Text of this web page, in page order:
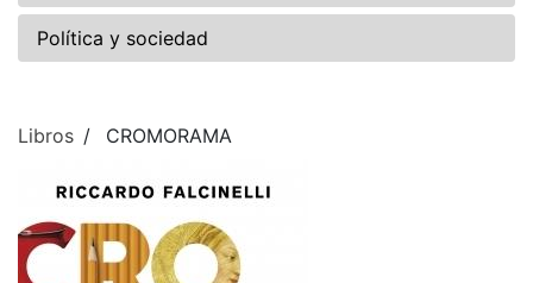
Política y sociedad
Libros CROMORAMA